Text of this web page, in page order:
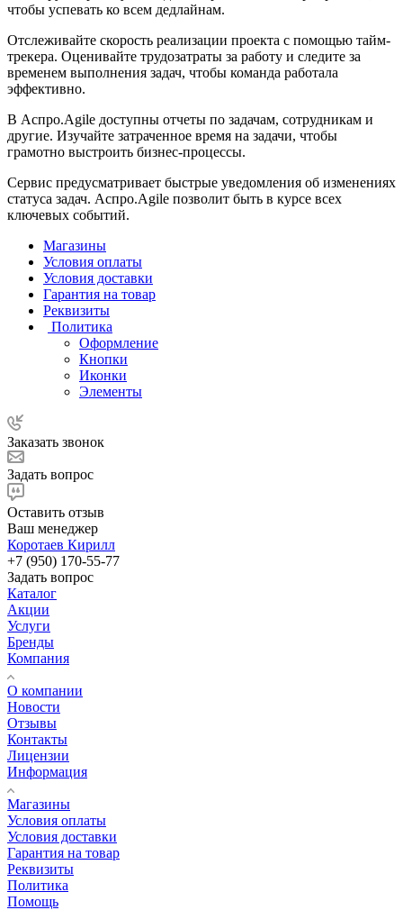
чтобы успевать ко всем дедлайнам.
Отслеживайте скорость реализации проекта с помощью тайм-
трекера. Оценивайте трудозатраты за работу и следите за
временем выполнения задач, чтобы команда работала
эффективно.
В Аспро.Agile доступны отчеты по задачам, сотрудникам и
другие. Изучайте затраченное время на задачи, чтобы
грамотно выстроить бизнес-процессы.
Сервис предусматривает быстрые уведомления об изменениях
статуса задач. Аспро.Agile позволит быть в курсе всех
ключевых событий.
Магазины
Условия оплаты
Условия доставки
Гарантия на товар
Реквизиты
Политика
Оформление
Кнопки
Иконки
Элементы
Заказать звонок
Задать вопрос
Оставить отзыв
Ваш менеджер
Коротаев Кирилл
+7 (950) 170-55-77
Задать вопрос
Каталог
Акции
Услуги
Бренды
Компания
О компании
Новости
Отзывы
Контакты
Лицензии
Информация
Магазины
Условия оплаты
Условия доставки
Гарантия на товар
Реквизиты
Политика
Помощь